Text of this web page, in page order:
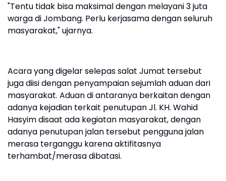
"Tentu tidak bisa maksimal dengan melayani 3 juta
warga di Jombang. Perlu kerjasama dengan seluruh
masyarakat," ujarnya.
Acara yang digelar selepas salat Jumat tersebut
juga diisi dengan penyampaian sejumlah aduan dari
masyarakat. Aduan di antaranya berkaitan dengan
adanya kejadian terkait penutupan Jl. KH. Wahid
Hasyim disaat ada kegiatan masyarakat, dengan
adanya penutupan jalan tersebut pengguna jalan
merasa terganggu karena aktifitasnya
terhambat/merasa dibatasi.